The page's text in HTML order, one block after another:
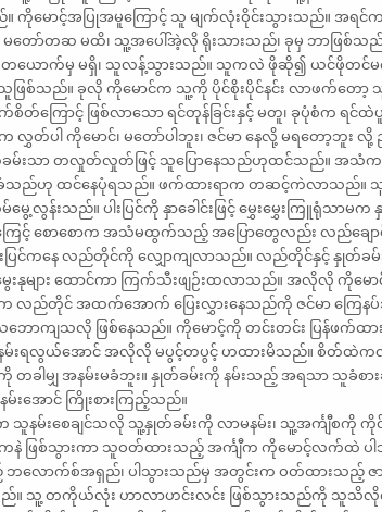
မောင့်အပြုအမူကြောင့် သူ မျက်လုံးဝိုင်းသွားသည်။ အရင်
တော်တဆ မထိ၊ သူ့အပေါ်အဲ့လို ရိုးသားသည်၊ ခုမှ ဘာဖြစ်သ
ယောက်မှ မရှိ၊ သူလန့်သွားသည်။ သူကလဲ ဖိုဆို၍ ယင်ဖိုတင်မက
သူဖြစ်သည်။ ခုလို ကိုမောင်က သူ့ကို ပိုင်စိုးပိုင်နင်း လာဖက်တော့ သူ့
စိတ်ကြောင့် ဖြစ်လာသော ရင်တုန်ခြင်းနှင့် မတူ၊ ခုပုံစံက ရင်ထဲပူ
က လွှတ်ပါ ကိုမောင်၊ မတော်ပါဘူး၊ ဇင်မာ နေလို့ မရတော့ဘူး
ခမ်းသာ တလှုတ်လှုတ်ဖြင့် သူပြောနေသည်ဟုထင်သည်။ အသံက
ဟု ထင်နေပုံရသည်။ ဖက်ထားရာက တဆင့်ကဲလာသည်။ သူ့ နှား
မွေ့လွန်းသည်။ ပါးပြင်ကို နှာခေါင်းဖြင့် မွှေးမွှေးကြူရုံသ
ြေင့် စောစောက အသံမထွက်သည့် အပြောတွေလည်း လည်ချောင်
းပြင်ကနေ လည်တိုင်ကို လျှောကျလာသည်။ လည်တိုင်နှင့် နှုတ်
းနုများ ထောင်ကာ ကြက်သီးဖျဉ်းထလာသည်။ အလိုလို ကိုမော
လည်တိုင် အထက်အောက် ပြေးလွှားနေသည်ကို ဇင်မာ ကြေနပ်
ောကျသလို ဖြစ်နေသည်။ ကိုမောင့်ကို တင်းတင်း ပြန်ဖ
နမ်းရလွယ်အောင် အလိုလို မပွင့်တပွင့် ဟထားမိသည်။ စိတ်ထဲက
တခါမျှ အနမ်းမခံဘူး။ နှုတ်ခမ်းကို နမ်းသည့် အရသာ သူခံစ
မ်းအောင် ကြိုးစားကြည့်သည်။
သူနမ်းစေချင်သလို သူ့နှုတ်ခမ်းကို လာမနမ်း၊ သူ့အင်္ကျီစ
ကနဲ ဖြစ်သွားကာ သူဝတ်ထားသည့် အင်္ကျီက ကိုမောင့်လက်
လောက်စ်အရှည်၊ ပါသွားသည်မှ အတွင်းက ဝတ်ထားသည့် ဇာ
ည်။ သူ့ တကိုယ်လုံး ဟာလာဟင်းလင်း ဖြစ်သွားသည်ကို သူသိ